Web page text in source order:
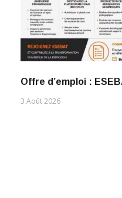
Offre d’emploi :
3 Août 2026